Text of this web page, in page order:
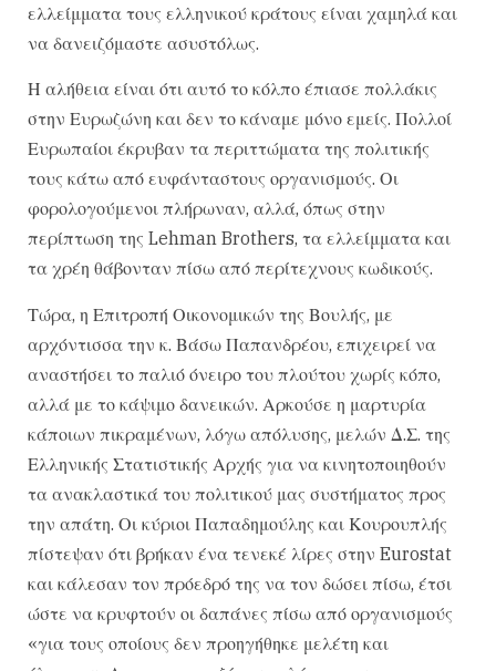
ελλείμματα τους ελληνικού κράτους είναι χαμηλά και
να δανειζόμαστε ασυστόλως.
Η αλήθεια είναι ότι αυτό το κόλπο έπιασε πολλάκις
στην Ευρωζώνη και δεν το κάναμε μόνο εμείς. Πολλοί
Ευρωπαίοι έκρυβαν τα περιττώματα της πολιτικής
τους κάτω από ευφάνταστους οργανισμούς. Οι
φορολογούμενοι πλήρωναν, αλλά, όπως στην
περίπτωση της Lehman Brothers, τα ελλείμματα και
τα χρέη θάβονταν πίσω από περίτεχνους κωδικούς.
Τώρα, η Επιτροπή Οικονομικών της Βουλής, με
αρχόντισσα την κ. Βάσω Παπανδρέου, επιχειρεί να
αναστήσει το παλιό όνειρο του πλούτου χωρίς κόπο,
αλλά με το κάψιμο δανεικών. Αρκούσε η μαρτυρία
κάποιων πικραμένων, λόγω απόλυσης, μελών Δ.Σ. της
Ελληνικής Στατιστικής Αρχής για να κινητοποιηθούν
τα ανακλαστικά του πολιτικού μας συστήματος προς
την απάτη. Οι κύριοι Παπαδημούλης και Κουρουπλής
πίστεψαν ότι βρήκαν ένα τενεκέ λίρες στην Eurostat
και κάλεσαν τον πρόεδρό της να τον δώσει πίσω, έτσι
ώστε να κρυφτούν οι δαπάνες πίσω από οργανισμούς
«για τους οποίους δεν προηγήθηκε μελέτη και